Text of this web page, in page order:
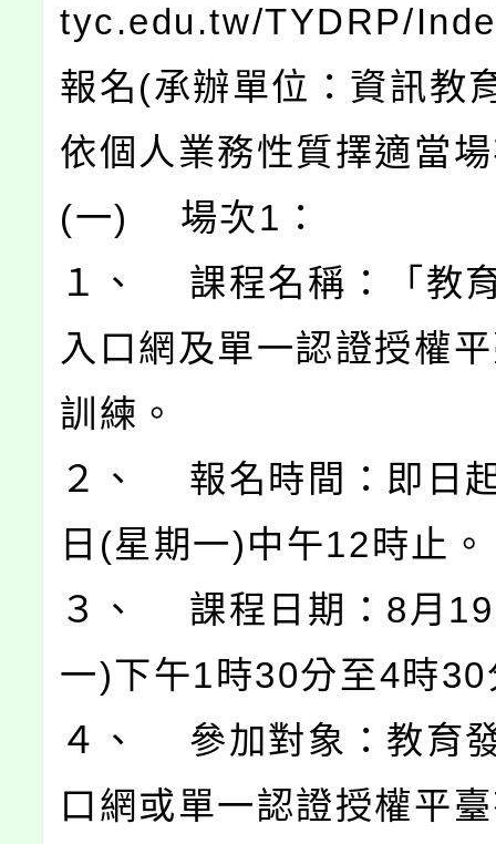
tyc.edu.tw/TYDRP/
報名(承辦單位：資訊教
依個人業務性質擇適當
(一) 場次1：
１、 課程名稱：「教
入口網及單一認證授權
訓練。
２、 報名時間：即日
日(星期一)中午12時止。
３、 課程日期：8月
一)下午1時30分至4時30
４、 參加對象：教育
口網或單一認證授權平